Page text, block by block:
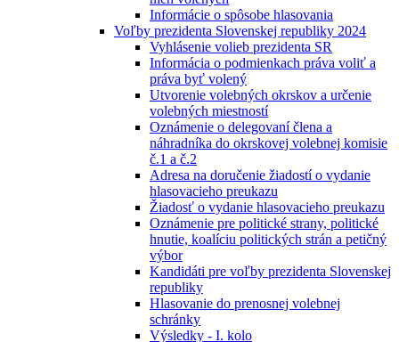
Informácie o spôsobe hlasovania
Voľby prezidenta Slovenskej republiky 2024
Vyhlásenie volieb prezidenta SR
Informácia o podmienkach práva voliť a
práva byť volený
Utvorenie volebných okrskov a určenie
volebných miestností
Oznámenie o delegovaní člena a
náhradníka do okrskovej volebnej komisie
č.1 a č.2
Adresa na doručenie žiadostí o vydanie
hlasovacieho preukazu
Žiadosť o vydanie hlasovacieho preukazu
Oznámenie pre politické strany, politické
hnutie, koalíciu politických strán a petičný
výbor
Kandidáti pre voľby prezidenta Slovenskej
republiky
Hlasovanie do prenosnej volebnej
schránky
Výsledky - I. kolo